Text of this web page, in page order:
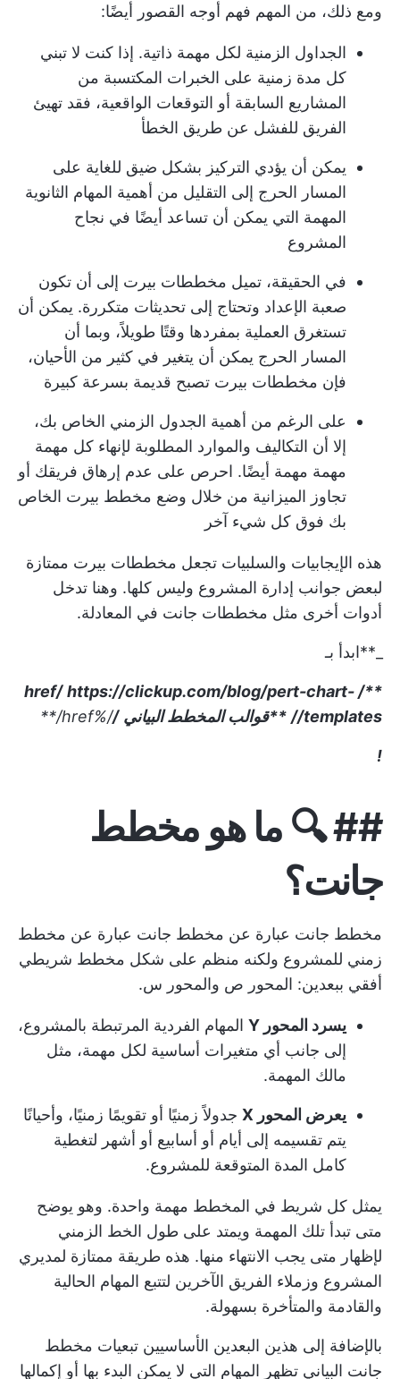
ومع ذلك، من المهم فهم أوجه القصور أيضًا:
الجداول الزمنية لكل مهمة ذاتية. إذا كنت لا تبني
كل مدة زمنية على الخبرات المكتسبة من
المشاريع السابقة أو التوقعات الواقعية، فقد تهيئ
الفريق للفشل عن طريق الخطأ
يمكن أن يؤدي التركيز بشكل ضيق للغاية على
المسار الحرج إلى التقليل من أهمية المهام الثانوية
المهمة التي يمكن أن تساعد أيضًا في نجاح
المشروع
في الحقيقة، تميل مخططات بيرت إلى أن تكون
صعبة الإعداد وتحتاج إلى تحديثات متكررة. يمكن أن
تستغرق العملية بمفردها وقتًا طويلاً، وبما أن
المسار الحرج يمكن أن يتغير في كثير من الأحيان،
فإن مخططات بيرت تصبح قديمة بسرعة كبيرة
على الرغم من أهمية الجدول الزمني الخاص بك،
إلا أن التكاليف والموارد المطلوبة لإنهاء كل مهمة
مهمة مهمة أيضًا. احرص على عدم إرهاق فريقك أو
تجاوز الميزانية من خلال وضع مخطط بيرت الخاص
بك فوق كل شيء آخر
هذه الإيجابيات والسلبيات تجعل مخططات بيرت ممتازة
لبعض جوانب إدارة المشروع وليس كلها. وهنا تدخل
أدوات أخرى مثل مخططات جانت في المعادلة.
_**ابدأ بـ
**/ href/
https://clickup.com/blog/pert-chart-
templates//
**قوالب المخطط البياني /
/%href/**
!
## 🔍 ما هو مخطط
جانت؟
مخطط جانت عبارة عن مخطط جانت عبارة عن مخطط
زمني للمشروع ولكنه منظم على شكل مخطط شريطي
أفقي ببعدين: المحور ص والمحور س.
يسرد المحور Y
المهام الفردية المرتبطة بالمشروع،
إلى جانب أي متغيرات أساسية لكل مهمة، مثل
مالك المهمة.
يعرض المحور X
جدولاً زمنيًا أو تقويمًا زمنيًا، وأحيانًا
يتم تقسيمه إلى أيام أو أسابيع أو أشهر لتغطية
كامل المدة المتوقعة للمشروع.
يمثل كل شريط في المخطط مهمة واحدة. وهو يوضح
متى تبدأ تلك المهمة ويمتد على طول الخط الزمني
لإظهار متى يجب الانتهاء منها. هذه طريقة ممتازة لمديري
المشروع وزملاء الفريق الآخرين لتتبع المهام الحالية
والقادمة والمتأخرة بسهولة.
بالإضافة إلى هذين البعدين الأساسيين تبعيات مخطط
جانت البياني تظهر المهام التي لا يمكن البدء بها أو إكمالها